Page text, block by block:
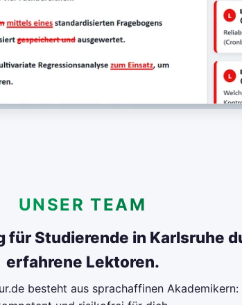
UNSER TEAM
für Studierende in Karlsruhe
erfahrene Lektoren.
besteht aus sprachaffinen